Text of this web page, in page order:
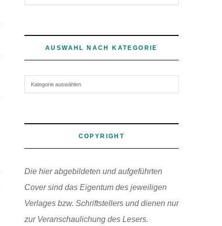
AUSWAHL NACH KATEGORIE
COPYRIGHT
Die hier abgebildeten und aufgeführten
Cover sind das Eigentum des jeweiligen
Verlages bzw. Schriftstellers und dienen nur
zur Veranschaulichung des Lesers.